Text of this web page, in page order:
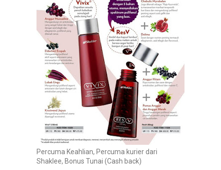
Percuma Keahlian, Percuma kurier dari
Shaklee, Bonus Tunai (Cash back)